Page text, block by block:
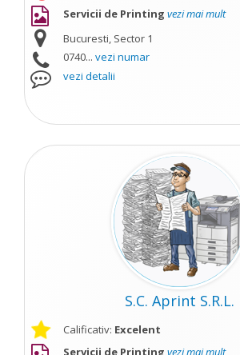
Servicii de Printing vezi mai mult
Bucuresti, Sector 1
0740... vezi numar
vezi detalii
S.C. Aprint S.R.L.
Calificativ: Excelent
Servicii de Printing vezi mai mult